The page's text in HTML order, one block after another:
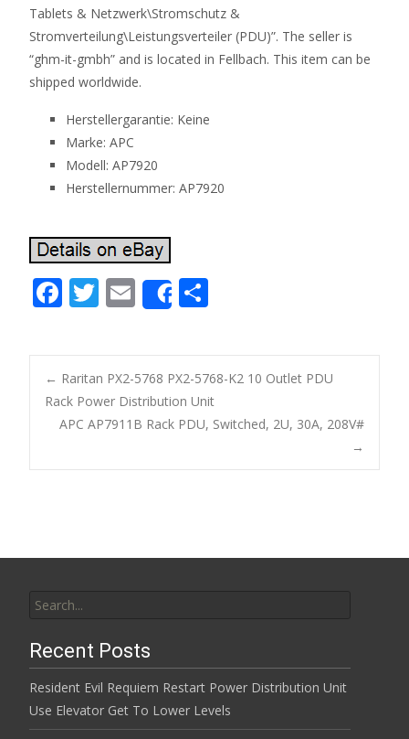
Tablets & Netzwerk\Stromschutz &
Stromverteilung\Leistungsverteiler (PDU)”. The seller is
“ghm-it-gmbh” and is located in Fellbach. This item can be
shipped worldwide.
Herstellergarantie: Keine
Marke: APC
Modell: AP7920
Herstellernummer: AP7920
F
e
b
o
o
k
T
itt
er
E
m
ai
l
Share
ar
e
Post navigation
← Raritan PX2-5768 PX2-5768-K2 10 Outlet PDU
Rack Power Distribution Unit
APC AP7911B Rack PDU, Switched, 2U, 30A, 208V#
→
Recent Posts
Resident Evil Requiem Restart Power Distribution Unit
Use Elevator Get To Lower Levels